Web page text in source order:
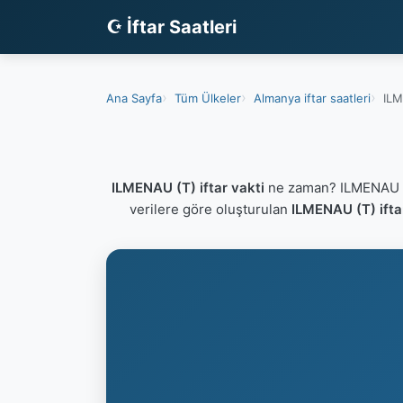
☪ İftar Saatleri
Ana Sayfa Tüm Ülkeler Almanya iftar saatleri
ILMENAU (T) iftar vakti ne zaman?
verilere göre oluşturulan ILMENAU (T)